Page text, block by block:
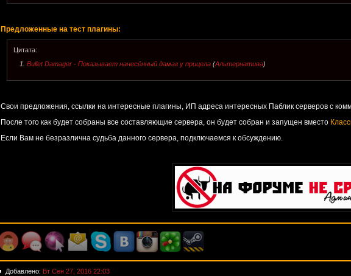
Предложенные на тест плагины:
Цитата:
1. Bullet Damager - Показывает нанесённый дамаг у прицела (Альтернатива)
Свои предложения, ссылки на интересные плагины, ИП адреса интересных Паблик серверов с
После того как будет собраны все составляющие сервера, он будет собран и запущен вместо
Если Вам не безразлична судьба данного сервера, подключаемся к обсуждению.
Добавлено: Вт Сен 27, 2016 22:03